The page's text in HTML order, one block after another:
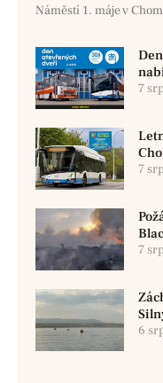
Náměstí 1. máje v
7
7
7
dvě
6